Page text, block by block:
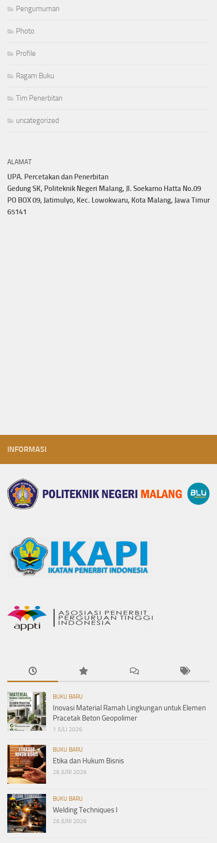
Pengumuman
Photo
Profile
Ragam Buku
Tim Penerbitan
uncategorized
ALAMAT
UPA. Percetakan dan Penerbitan
Gedung SK, Politeknik Negeri Malang, Jl. Soekarno Hatta No.09
PO BOX 09, Jatimulyo, Kec. Lowokwaru, Kota Malang, Jawa Timur
65141
INFORMASI
BUKU BARU
Inovasi Material Ramah Lingkungan untuk Elemen
Pracetak Beton Geopolimer
1 JULI 2026
BUKU BARU
Etika dan Hukum Bisnis
26 JUNI 2026
BUKU BARU
Welding Techniques I
26 JUNI 2026